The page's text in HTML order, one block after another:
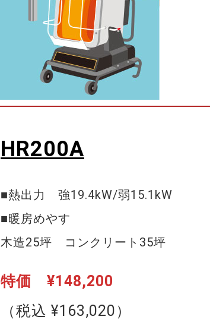
HR200A
■熱出力 強19.4kW/弱15.1kW
■暖房めやす
木造25坪 コンクリート35坪
特価 ¥148,200
（税込 ¥163,020）